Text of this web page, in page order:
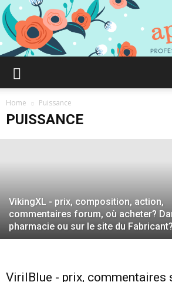
en
Home Puissance
PUISSANCE
Expansil Cream - prix,
action, commentaires
acheter? Dans une
site du Fabricant?
VikingXL - prix, composition, action,
commentaires forum, où acheter?
pharmacie ou sur le site du Fabricant?
VirilBlue - prix, commentaires